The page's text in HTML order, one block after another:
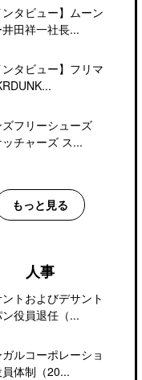
ンタビュー】ムーン
井田祥一社長...
ンタビュー】フリマ
フリーシューズ
ッチャーズ ス...
もっと見る
人事
トおよびデサント
役員退任（...
ガルコーポレーショ
員体制（20...